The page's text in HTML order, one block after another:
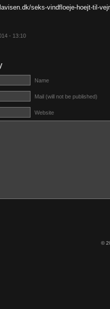
seks-vindfloeje-hoejt-til-
- 13:10
Name
Mail (will not be published)
Website
©